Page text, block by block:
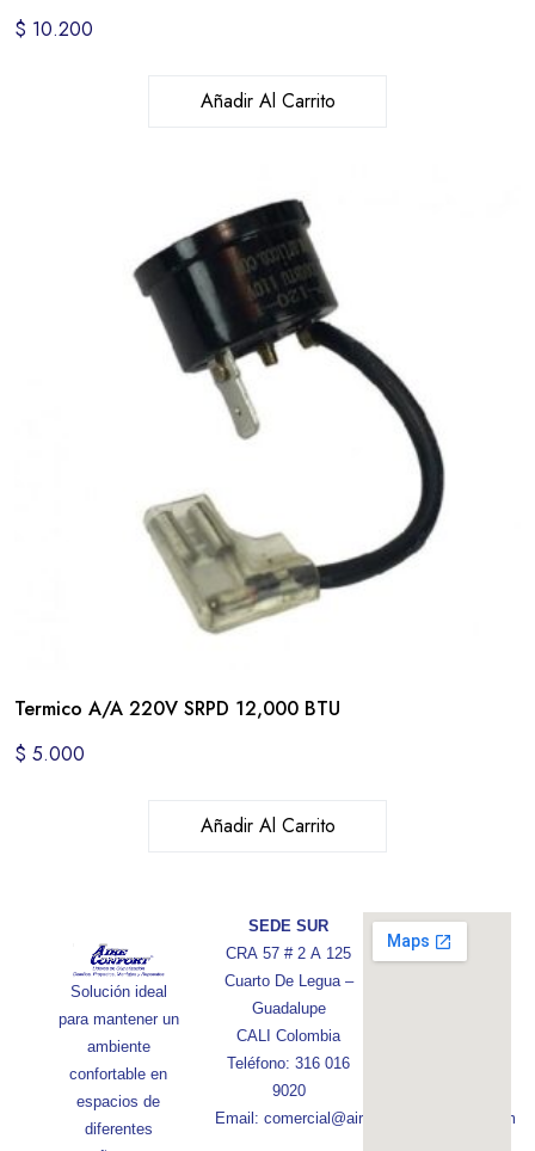
$ 10.200
Añadir Al Carrito
Termico A/A 220V SRPD 12,000 BTU
$ 5.000
Añadir Al Carrito
Solución ideal
para mantener un
ambiente
confortable en
espacios de
diferentes
SEDE SUR
CRA 57 # 2 A 125
Cuarto De Legua –
Guadalupe
CALI Colombia
Teléfono: 316 016
9020
Email: comercial@aireconfortcolombia.com